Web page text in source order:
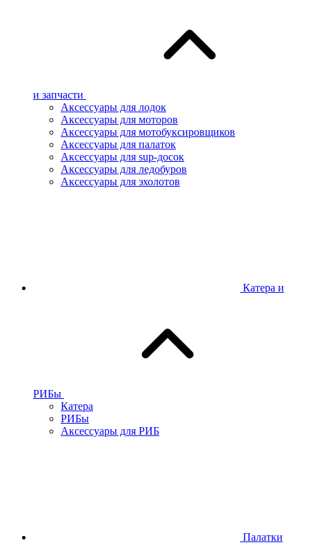
и запчасти
Аксессуары для лодок
Аксессуары для моторов
Аксессуары для мотобуксировщиков
Аксессуары для палаток
Аксессуары для sup-досок
Аксессуары для ледобуров
Аксессуары для эхолотов
Катера и
РИБы
Катера
РИБы
Аксессуары для РИБ
Палатки